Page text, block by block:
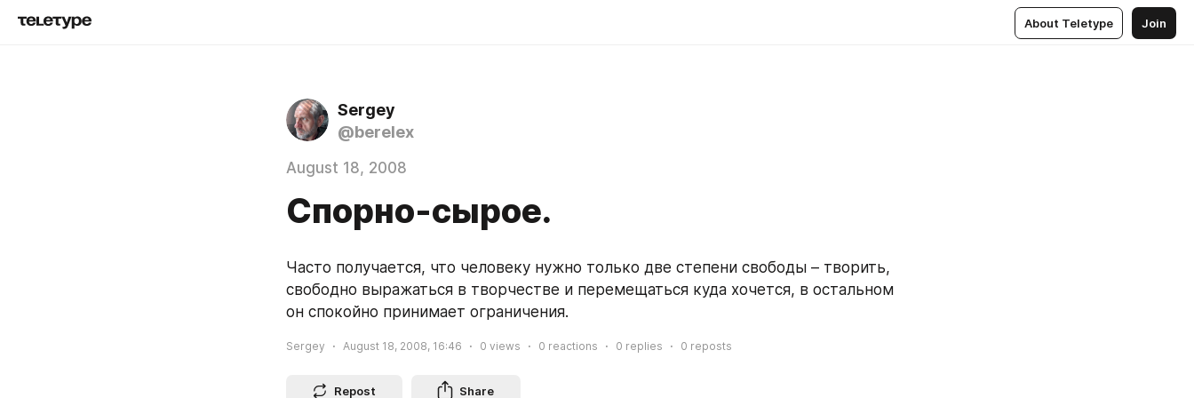
About Teletype Join
Sergey
@berelex
August 18, 2008
Спорно-сырое.
Часто получается, что человеку нужно только две степени свободы – творить,
свободно выражаться в творчестве и перемещаться куда хочется, в остальном
он спокойно принимает ограничения.
Sergey August 18, 2008, 16:46 0 views 0 reactions 0 replies 0 reposts
Repost Share